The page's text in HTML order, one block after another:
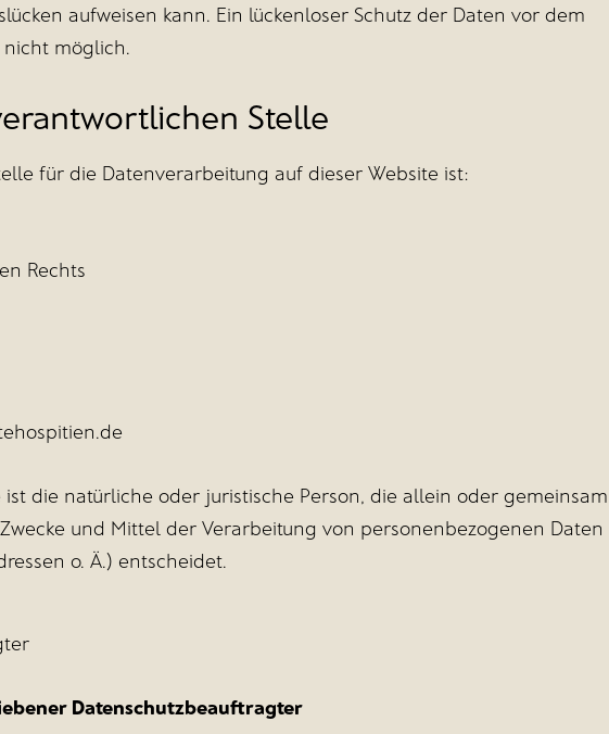
aufweisen kann. Ein lückenloser Schutz der Daten vor dem
möglich.
Stelle
für die Datenverarbeitung auf dieser Website ist:
Rechts
die natürliche oder juristische Person, die allein oder gemeinsam
und Mittel der Verarbeitung von personenbezogenen Daten
o. Ä.) entscheidet.
Datenschutzbeauftragter